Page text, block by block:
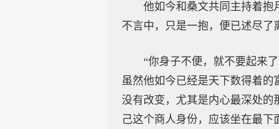
他如今和桑文共同主持着抱
不言中，只是一抱，便已述尽了
“你身子不便，就不要起来
虽然他如今已经是天下数得着
没有改变，尤其是内心最深处的
己这个商人身份，应该坐在最下